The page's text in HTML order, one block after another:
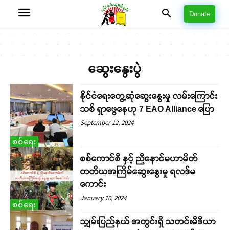
Donate
ဆွေးနွေးပွဲ
စစ်ရေး
နိုင်ငံရေးတွေ့ဆုံဆွေးနွေးမှု လမ်းကြောင်း
သစ် ရှာဖွေနေဟု 7 EAO Alliance ပြော
September 12, 2024
စစ်ရေး
စစ်ကောင်စီ နှင့် ညီနောင်မဟာမိတ်
တတိယအကြိမ်ဆွေးနွေးမှု ရလဒ်မ
ကောင်း
January 10, 2024
သျှမ်းပြည်နယ် အတွင်းရှိ သတင်းမီဒီယာ